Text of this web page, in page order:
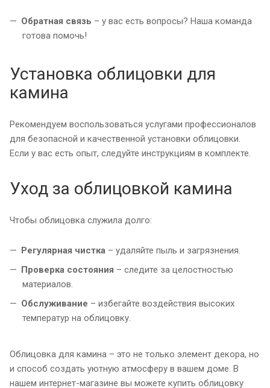
Обратная связь – у вас есть вопросы? Наша команда
готова помочь!
Установка облицовки для
камина
Рекомендуем воспользоваться услугами профессионалов
для безопасной и качественной установки облицовки.
Если у вас есть опыт, следуйте инструкциям в комплекте.
Уход за облицовкой камина
Чтобы облицовка служила долго:
Регулярная чистка – удаляйте пыль и загрязнения.
Проверка состояния – следите за целостностью
материалов.
Обслуживание – избегайте воздействия высоких
температур на облицовку.
Облицовка для камина – это не только элемент декора, но
и способ создать уютную атмосферу в вашем доме. В
нашем интернет-магазине вы можете купить облицовку